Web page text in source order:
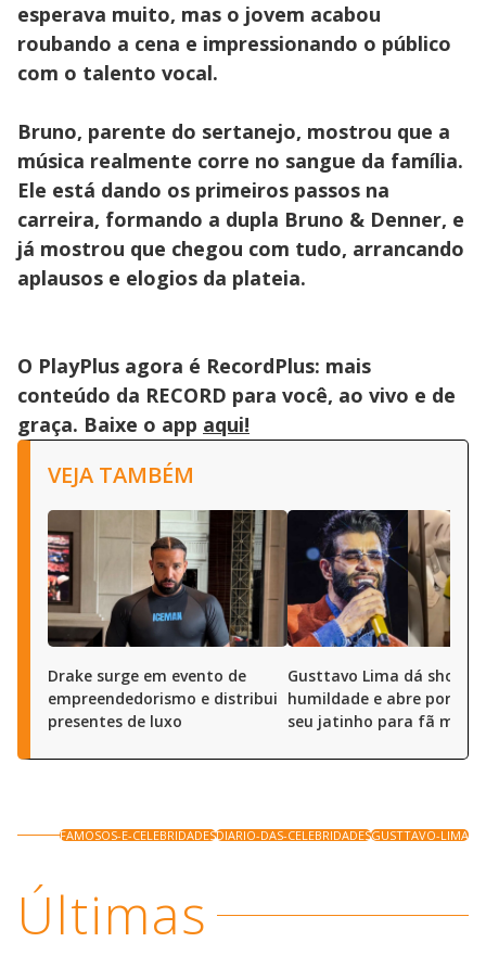
esperava muito, mas o jovem acabou
roubando a cena e impressionando o público
com o talento vocal.
Bruno, parente do sertanejo, mostrou que a
música realmente corre no sangue da família.
Ele está dando os primeiros passos na
carreira, formando a dupla Bruno & Denner, e
já mostrou que chegou com tudo, arrancando
aplausos e elogios da plateia.
O PlayPlus agora é RecordPlus: mais
conteúdo da RECORD para você, ao vivo e de
graça. Baixe o app aqui!
VEJA TAMBÉM
Drake surge em evento de
empreendedorismo e distribui
presentes de luxo
Gusttavo Lima dá show
humildade e abre portas
seu jatinho para fã mirim
FAMOSOS-E-CELEBRIDADESDIARIO-DAS-CELEBRIDADESGUSTTAVO-LIMA
Últimas